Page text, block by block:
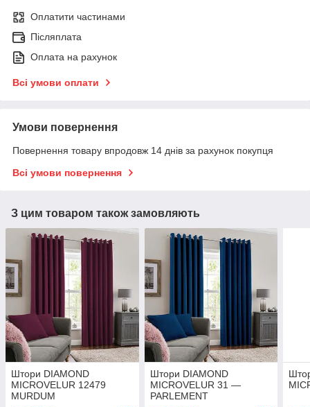
Оплатити частинами
Післяплата
Оплата на рахунок
Всі умови оплати
Умови повернення
Повернення товару впродовж 14 днів за рахунок покупця
Всі умови повернення
З цим товаром також замовляють
Штори DIAMOND
MICROVELUR 12479
MURDUM
Штори DIAMOND
MICROVELUR 31 —
PARLEMENT